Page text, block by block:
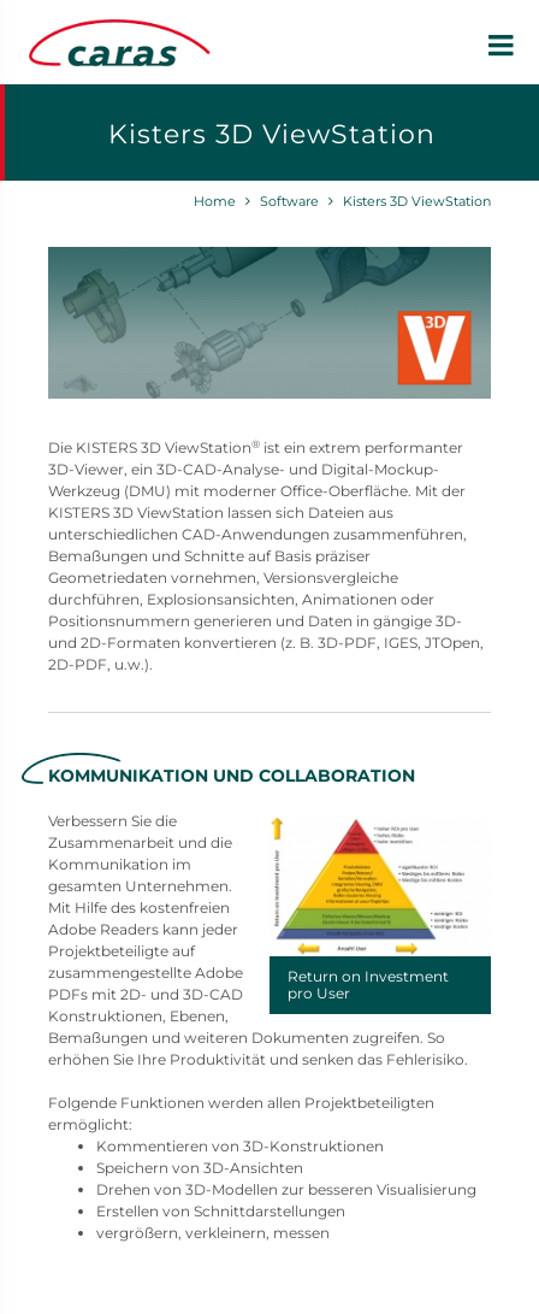
Kisters 3D ViewStation
Home Software Kisters 3D ViewStation
Die KISTERS 3D ViewStation® ist ein extrem performanter
3D-Viewer, ein 3D-CAD-Analyse- und Digital-Mockup-
Werkzeug (DMU) mit moderner Office-Oberfläche. Mit der
KISTERS 3D ViewStation lassen sich Dateien aus
unterschiedlichen CAD-Anwendungen zusammenführen,
Bemaßungen und Schnitte auf Basis präziser
Geometriedaten vornehmen, Versionsvergleiche
durchführen, Explosionsansichten, Animationen oder
Positionsnummern generieren und Daten in gängige 3D-
und 2D-Formaten konvertieren (z. B. 3D-PDF, IGES, JTOpen,
2D-PDF, u.w.).
KOMMUNIKATION UND COLLABORATION
Return on Investment
pro User
Verbessern Sie die
Zusammenarbeit und die
Kommunikation im
gesamten Unternehmen.
Mit Hilfe des kostenfreien
Adobe Readers kann jeder
Projektbeteiligte auf
zusammengestellte Adobe
PDFs mit 2D- und 3D-CAD
Konstruktionen, Ebenen,
Bemaßungen und weiteren Dokumenten zugreifen. So
erhöhen Sie Ihre Produktivität und senken das Fehlerisiko.
Folgende Funktionen werden allen Projektbeteiligten
ermöglicht:
Kommentieren von 3D-Konstruktionen
Speichern von 3D-Ansichten
Drehen von 3D-Modellen zur besseren Visualisierung
Erstellen von Schnittdarstellungen
vergrößern, verkleinern, messen